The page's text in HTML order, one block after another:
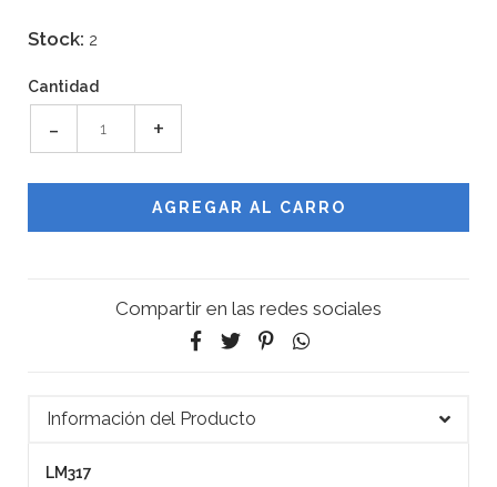
Stock: 2
Cantidad
- +
Compartir en las redes sociales
Información del Producto
LM317